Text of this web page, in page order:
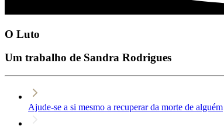
O Luto
Um trabalho de Sandra Rodrigues
Ajude-se a si mesmo a recuperar da morte de alguém